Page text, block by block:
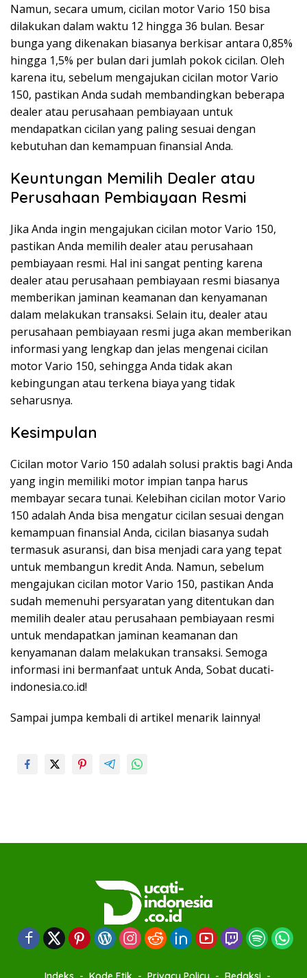
Namun, secara umum, cicilan motor Vario 150 bisa
dilakukan dalam waktu 12 hingga 36 bulan. Besar
bunga yang dikenakan biasanya berkisar antara 0,85%
hingga 1,5% per bulan dari jumlah pokok cicilan. Oleh
karena itu, sebelum mengajukan cicilan motor Vario
150, pastikan Anda sudah membandingkan beberapa
dealer atau perusahaan pembiayaan untuk
mendapatkan cicilan yang paling sesuai dengan
kebutuhan dan kemampuan finansial Anda.
Keuntungan Memilih Dealer atau
Perusahaan Pembiayaan Resmi
Jika Anda ingin mengajukan cicilan motor Vario 150,
pastikan Anda memilih dealer atau perusahaan
pembiayaan resmi. Hal ini sangat penting karena
dealer atau perusahaan pembiayaan resmi biasanya
memberikan jaminan keamanan dan kenyamanan
dalam melakukan transaksi. Selain itu, dealer atau
perusahaan pembiayaan resmi juga akan memberikan
informasi yang lengkap dan jelas mengenai cicilan
motor Vario 150, sehingga Anda tidak akan
kebingungan atau terkena biaya yang tidak
seharusnya.
Kesimpulan
Cicilan motor Vario 150 adalah solusi praktis bagi Anda
yang ingin memiliki motor impian tanpa harus
membayar secara tunai. Kelebihan cicilan motor Vario
150 adalah Anda bisa mengatur cicilan sesuai dengan
kemampuan finansial Anda, cicilan biasanya sudah
termasuk asuransi, dan bisa menjadi cara yang tepat
untuk membangun kredit Anda. Namun, sebelum
mengajukan cicilan motor Vario 150, pastikan Anda
sudah memenuhi persyaratan yang ditentukan dan
memilih dealer atau perusahaan pembiayaan resmi
untuk mendapatkan jaminan keamanan dan
kenyamanan dalam melakukan transaksi. Semoga
informasi ini bermanfaat untuk Anda, Sobat ducati-
indonesia.co.id!
Sampai jumpa kembali di artikel menarik lainnya!